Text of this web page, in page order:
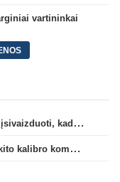
vartininkai
M. Capanas: „Prieš pusmetį negalėjau net įsivaizduoti, kad žaisime prieš „Hajduk“
A. Skerla prieš dvikovą su „Hajduk“: „Tai kito kalibro komanda“